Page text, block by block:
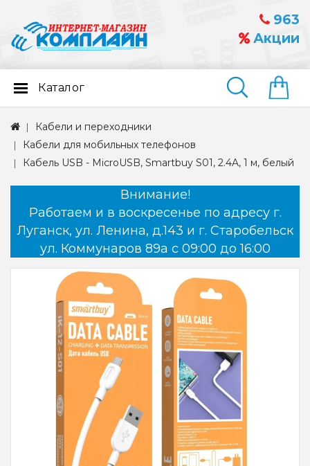
963
Акции
Найти
Каталог
Кабели и переходники
Кабели для мобильных телефонов
Кабель USB - MicroUSB, Smartbuy S01, 2.4A, 1 м, белый
Внимание!
Работаем и в воскресенье по адресу г.
Луганск, ул. Ленина, д.143 и г. Старобельск
ул. Коммунаров 89а с 09:00 до 16:00